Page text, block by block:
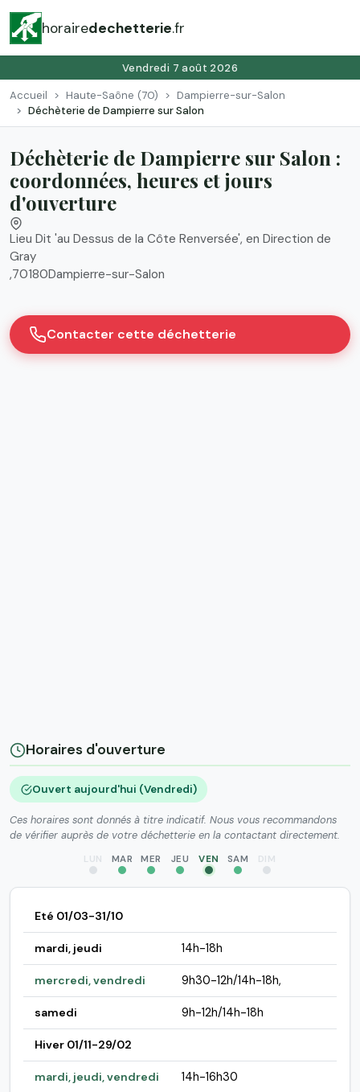
horairedechetterie.fr
Vendredi 7 août 2026
Accueil Haute-Saône (70)
Dampierre-sur-Salon
Déchèterie de Dampierre sur Salon
Déchèterie de Dampierre sur Salon :
coordonnées, heures et jours
d'ouverture
Lieu Dit 'au Dessus de la Côte Renversée', en Direction de
Gray
,70180Dampierre-sur-Salon
Contacter cette déchetterie
Horaires d'ouverture
Ouvert aujourd'hui (Vendredi)
Ces horaires sont donnés à titre indicatif. Nous vous recommandons
de vérifier auprès de votre déchetterie en la contactant directement.
LUN MAR MER JEU VEN SAM DIM
Eté 01/03-31/10
mardi, jeudi 14h-18h
mercredi, vendredi 9h30-12h/14h-18h,
samedi 9h-12h/14h-18h
Hiver 01/11-29/02
mardi, jeudi, vendredi 14h-16h30